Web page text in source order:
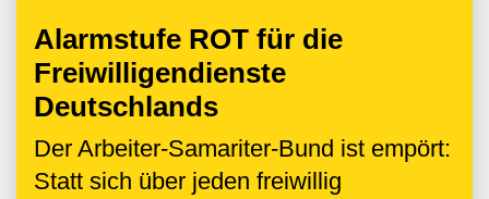
Alarmstufe ROT für die
Freiwilligendienste
Deutschlands
Der Arbeiter-Samariter-Bund ist empört:
Statt sich über jeden freiwillig